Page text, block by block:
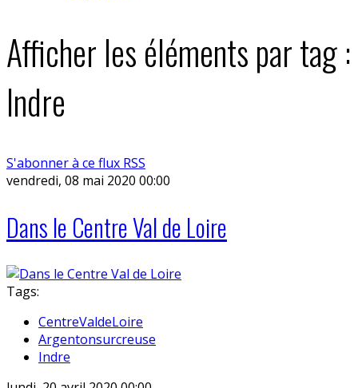
Afficher les éléments par tag :
Indre
S'abonner à ce flux RSS
vendredi, 08 mai 2020 00:00
Dans le Centre Val de Loire
Tags:
CentreValdeLoire
Argentonsurcreuse
Indre